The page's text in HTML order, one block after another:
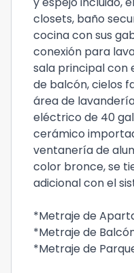
closets, baño
cocina con sus
conexión para
sala principal con
de balcón, cielos
área de
eléctrico de 40
cerámico
ventanería de
color bronce, se
adicional con el
*Metraje de
*Metraje de
*Metraje de